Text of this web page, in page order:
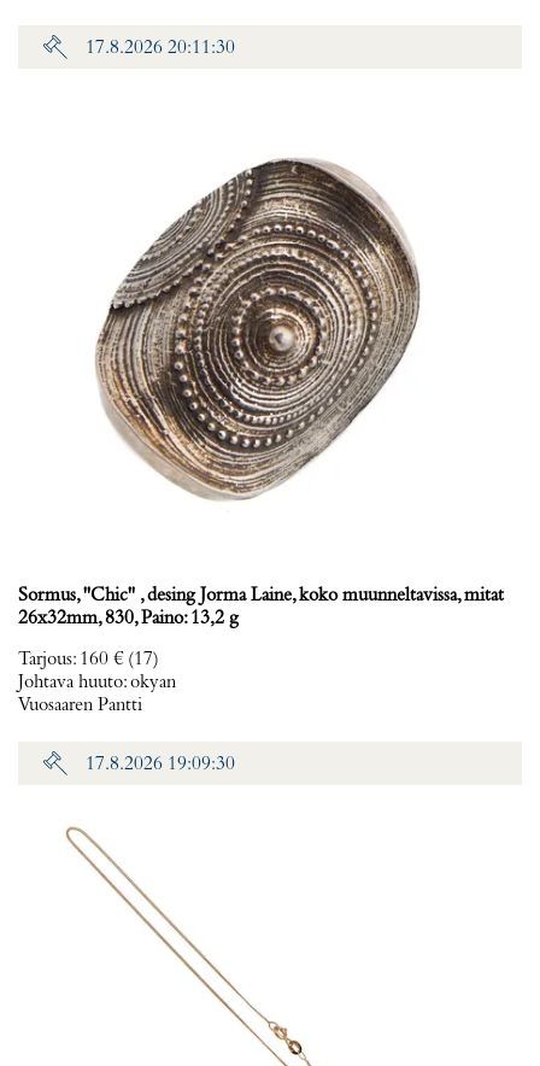
17.8.2026 20:11:30
Sormus, ''Chic'' , desing Jorma Laine, koko muunneltavissa, mitat
26x32mm, 830, Paino: 13,2 g
Tarjous: 160 € (17)
Johtava huuto:okyan
Vuosaaren Pantti
17.8.2026 19:09:30